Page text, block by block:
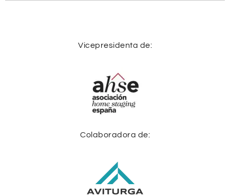
Vicepresidenta de:
Colaboradora de: